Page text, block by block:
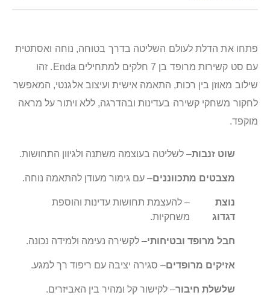
פתחו את הדלת לעולם השליטה בדרך בטוחה, נוחה ואסתטית
עם סט קשירות מרופד בן 7 חלקים למתחילים Enda. זהו
שילוב מאוזן בין רכות, התאמה אישית ועיצוב אלגנטי, המאפשר
לחקור משחקי קשירה בעדינות ובהדרגה, ללא ויתור על מראה
מוקפד.
שוט זנבות– לשליטה בעוצמה משתנה ולגיוון התחושות.
מצבטים מתכווננים– עם גימור מעודן להתאמה נוחה.
נוצת
דגדוג
– להעצמת תחושות עדינות והוספת
משחקיות.
חבל מרופד ובטיחותי– לקשירה נעימה ולמידה נכונה.
אזיקים מרופדים– סגירה יציבה עם ריפוד רך למגע.
שלשלת חיבור– לקישור קל ומהיר בין האביזרים.